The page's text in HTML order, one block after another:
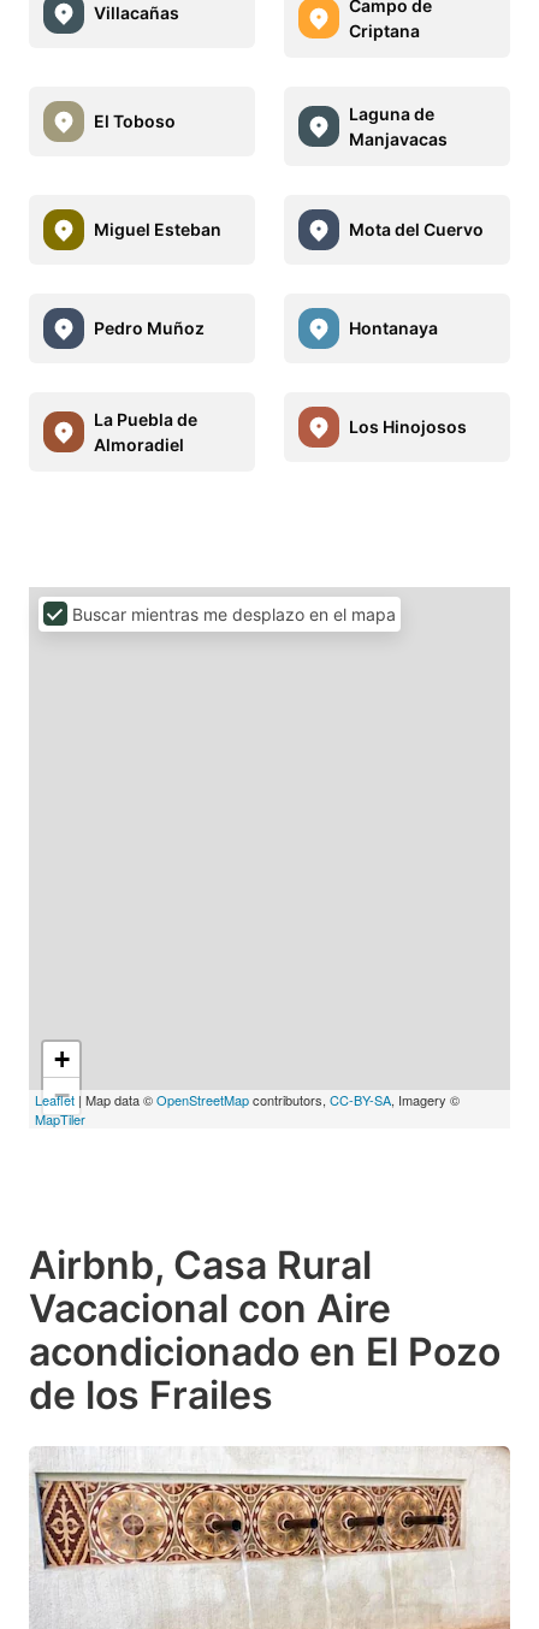
Villacañas
Campo de
Criptana
El Toboso
Laguna de
Manjavacas
Miguel Esteban Mota del Cuervo
Pedro Muñoz Hontanaya
La Puebla de
Almoradiel
Los Hinojosos
+
−
Leaflet | Map data ©OpenStreetMapcontributors, CC-BY-SA, Imagery ©
MapTiler
Buscar mientras me desplazo en el mapa
Airbnb, Casa Rural
Vacacional con Aire
acondicionado en El Pozo
de los Frailes